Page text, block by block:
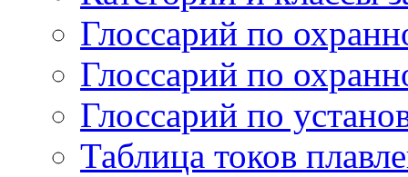
Глоссарий по
Глоссарий по
Глоссарий по
Таблица токов